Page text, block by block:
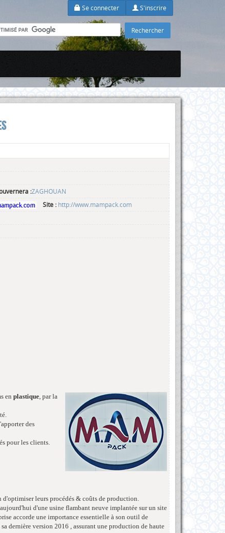
Se connecter S'inscrire
:ZAGHOUAN
Site : http://www.mampack.com
enplastique, par la
des
pour les clients.
d'optimiser leurs procédés & coûts de production.
d'une usine flambant neuve implantée sur un site
accorde une importance essentielle à son outil de
dernière version 2016 , assurant une production de haute